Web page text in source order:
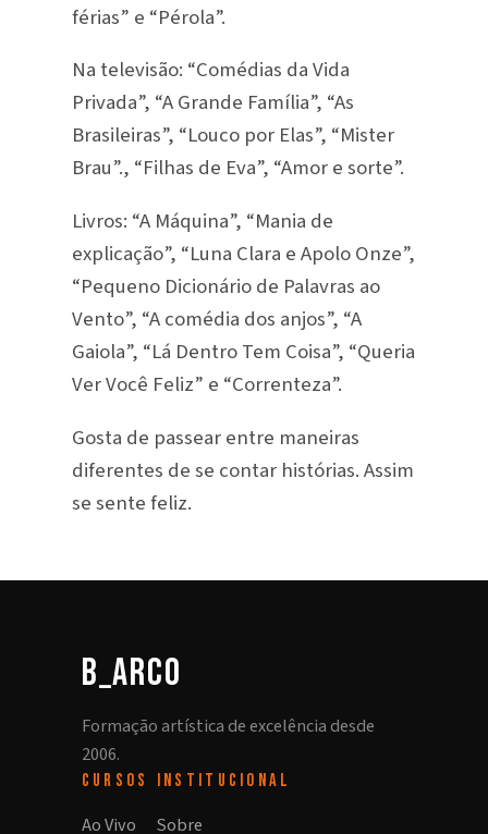
férias” e “Pérola”.
Na televisão: “Comédias da Vida
Privada”, “A Grande Família”, “As
Brasileiras”, “Louco por Elas”, “Mister
Brau”., “Filhas de Eva”, “Amor e sorte”.
Livros: “A Máquina”, “Mania de
explicação”, “Luna Clara e Apolo Onze”,
“Pequeno Dicionário de Palavras ao
Vento”, “A comédia dos anjos”, “A
Gaiola”, “Lá Dentro Tem Coisa”, “Queria
Ver Você Feliz” e “Correnteza”.
Gosta de passear entre maneiras
diferentes de se contar histórias. Assim
se sente feliz.
b_arco
Formação artística de excelência desde
2006.
CURSOS
Ao Vivo
INSTITUCIONAL
Sobre